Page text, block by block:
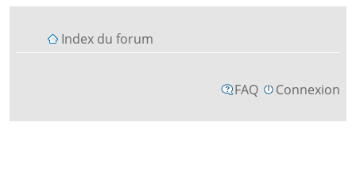
Index du forum
FAQ Connexion